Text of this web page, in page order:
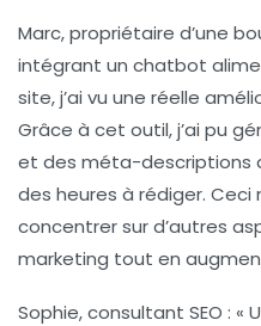
Marc, propriétaire d’une
intégrant un chatbot
site, j’ai vu une réelle
Grâce à cet outil, j’ai pu
et des méta-descriptions
des heures à rédiger. Ceci
concentrer sur d’autres
marketing tout en
Sophie, consultant SEO : «